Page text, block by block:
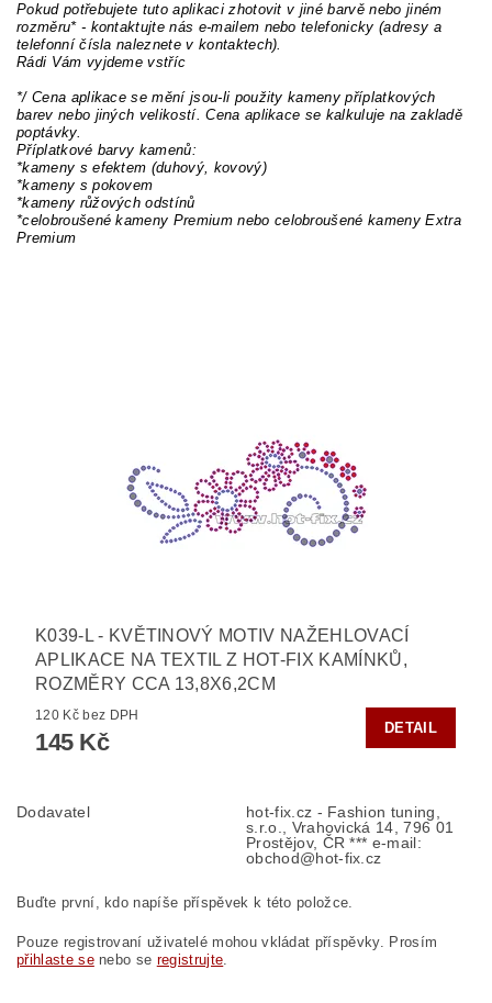
Pokud potřebujete tuto aplikaci zhotovit v jiné barvě nebo jiném
rozměru* - kontaktujte nás e-mailem nebo telefonicky (adresy a
telefonní čísla naleznete v kontaktech).
Rádi Vám vyjdeme vstříc
*/ Cena aplikace se mění jsou-li použity kameny příplatkových
barev nebo jiných velikostí. Cena aplikace se kalkuluje na zakladě
poptávky.
Příplatkové barvy kamenů:
*kameny s efektem (duhový, kovový)
*kameny s pokovem
*kameny růžových odstínů
*celobroušené kameny Premium nebo celobroušené kameny Extra
Premium
K039-L - KVĚTINOVÝ MOTIV NAŽEHLOVACÍ
APLIKACE NA TEXTIL Z HOT-FIX KAMÍNKŮ,
ROZMĚRY CCA 13,8X6,2CM
120 Kč bez DPH
145 Kč
DETAIL
Dodavatel
hot-fix.cz - Fashion tuning,
s.r.o., Vrahovická 14, 796 01
Prostějov, ČR *** e-mail:
obchod@hot-fix.cz
Buďte první, kdo napíše příspěvek k této položce.
Pouze registrovaní uživatelé mohou vkládat příspěvky. Prosím
přihlaste senebo se registrujte.